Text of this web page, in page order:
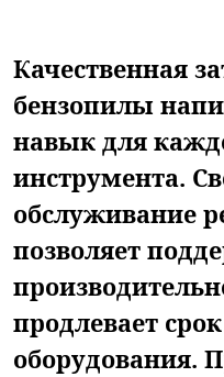
Качественная
бензопилы
навык для
инструмента.
обслуживание
позволяет
продлевает
оборудования.